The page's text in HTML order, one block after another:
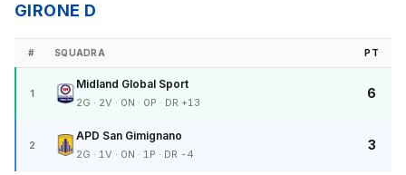
GIRONE D
# SQUADRA PT
1
Midland Global Sport
2G · 2V · 0N · 0P · DR +13
6
2
APD San Gimignano
2G · 1V · 0N · 1P · DR -4
3